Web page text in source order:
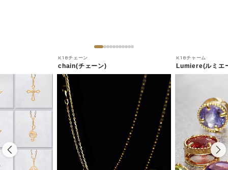
K18チェーン
chain(チェーン)
K18チャーム
Lumiere(ルミエ